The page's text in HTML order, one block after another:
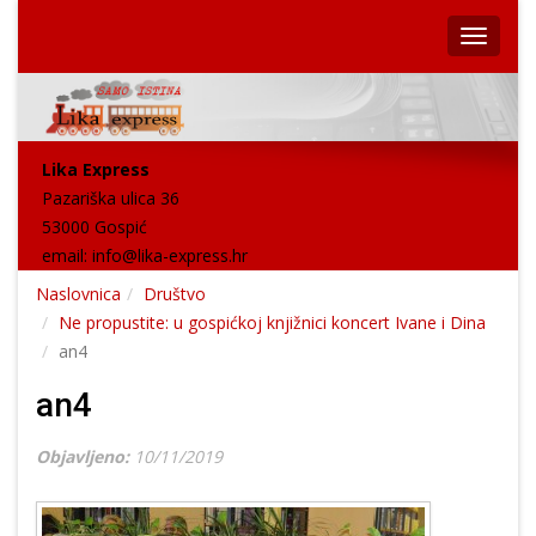
Lika Express
Pazariška ulica 36
53000 Gospić
email: info@lika-express.hr
Naslovnica
Društvo
Ne propustite: u gospićkoj knjižnici koncert Ivane i Dina
an4
an4
Objavljeno: 10/11/2019